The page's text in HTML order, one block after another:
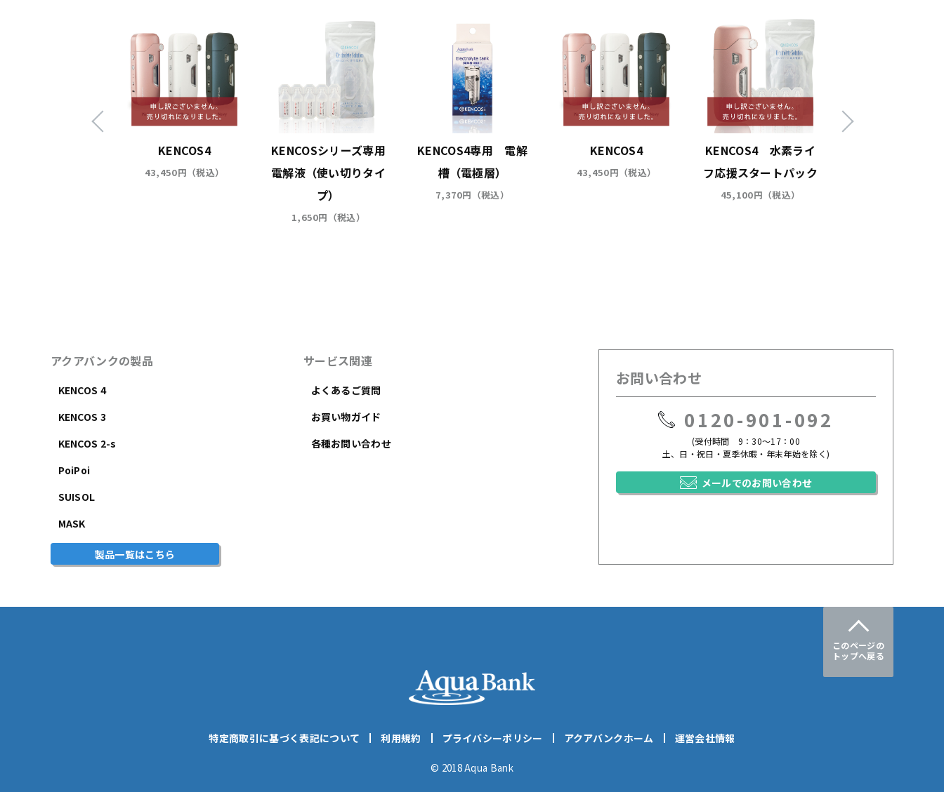
KENCOS4
43,450円（税込）
KENCOSシリーズ専用
電解液（使い切りタイ
プ）
1,650円（税込）
KENCOS4専用 電解
槽（電極層）
7,370円（税込）
KENCOS4
43,450円（税込）
KENCOS4 水素ライ
フ応援スタートパック
45,100円（税込）
アクアバンクの製品
KENCOS 4
KENCOS 3
KENCOS 2-s
PoiPoi
SUISOL
MASK
製品一覧はこちら
サービス関連
よくあるご質問
お買い物ガイド
各種お問い合わせ
お問い合わせ
0120-901-092
(受付時間 9：30～17：00
土、日・祝日・夏季休暇・年末年始を除く)
メールでのお問い合わせ
このページの
トップへ戻る
特定商取引に基づく表記について 利用規約 プライバシーポリシー アクアバンクホーム 運営会社情報
© 2018 Aqua Bank